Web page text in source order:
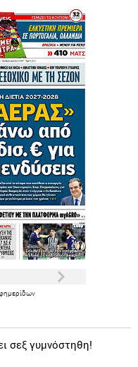
σεξ γυμνόστηθη!